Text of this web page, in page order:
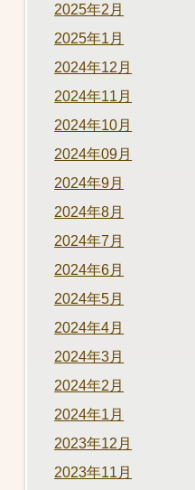
2025年2月
2025年1月
2024年12月
2024年11月
2024年10月
2024年09月
2024年9月
2024年8月
2024年7月
2024年6月
2024年5月
2024年4月
2024年3月
2024年2月
2024年1月
2023年12月
2023年11月